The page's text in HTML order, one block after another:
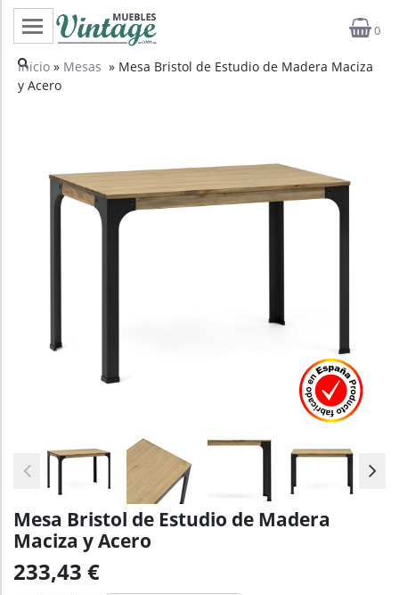
0
Categorías
Novedades
Noticias
Inicio » Mesas » Mesa Bristol de Estudio de Madera Maciza
y Acero
Mesa Bristol de Estudio de Madera
Maciza y Acero
233,43 €